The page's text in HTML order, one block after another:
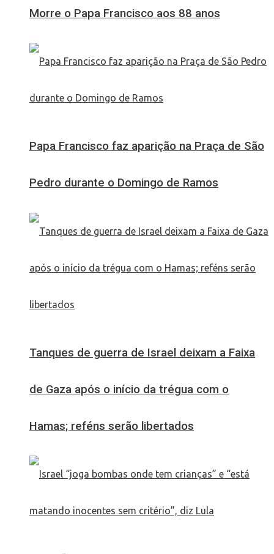
Morre o Papa Francisco aos 88 anos
Papa Francisco faz aparição na Praça de São
Pedro durante o Domingo de Ramos
Tanques de guerra de Israel deixam a Faixa
de Gaza após o início da trégua com o
Hamas; reféns serão libertados